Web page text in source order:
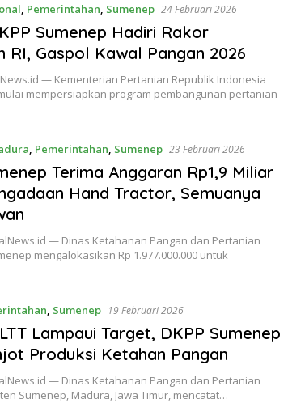
, Pemerintahan, Sumenep 24 Februari 2026
Sumenep Hadiri Rakor
RI, Gaspol Kawal Pangan 2026
— Kementerian Pertanian Republik Indonesia
mempersiapkan program pembangunan pertanian
, Pemerintahan, Sumenep 23 Februari 2026
Terima Anggaran Rp1,9 Miliar
Hand Tractor, Semuanya
— Dinas Ketahanan Pangan dan Pertanian
mengalokasikan Rp 1.977.000.000 untuk
, Sumenep 19 Februari 2026
Lampaui Target, DKPP Sumenep
Produksi Ketahan Pangan
— Dinas Ketahanan Pangan dan Pertanian
Sumenep, Madura, Jawa Timur, mencatat…